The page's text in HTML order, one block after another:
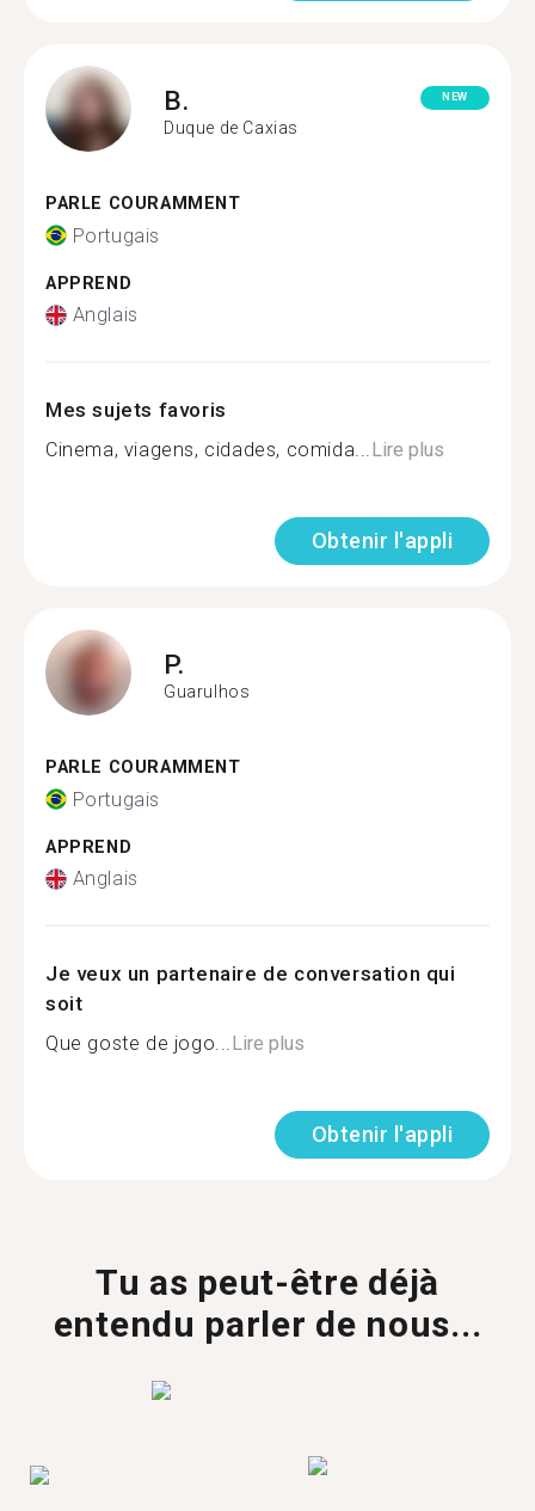
B.
Duque de Caxias
NEW
PARLE COURAMMENT
Portugais
APPREND
Anglais
Mes sujets favoris
Cinema, viagens, cidades, comida...Lire plus
Obtenir l'appli
P.
Guarulhos
PARLE COURAMMENT
Portugais
APPREND
Anglais
Je veux un partenaire de conversation qui
soit
Que goste de jogo...Lire plus
Obtenir l'appli
Tu as peut-être déjà
entendu parler de nous...